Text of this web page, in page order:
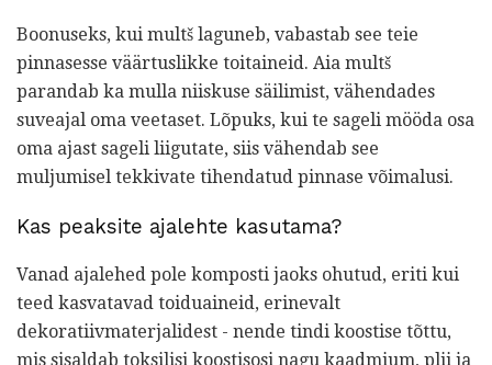
Boonuseks, kui multš laguneb, vabastab see teie
pinnasesse väärtuslikke toitaineid. Aia multš
parandab ka mulla niiskuse säilimist, vähendades
suveajal oma veetaset. Lõpuks, kui te sageli mööda osa
oma ajast sageli liigutate, siis vähendab see
muljumisel tekkivate tihendatud pinnase võimalusi.
Kas peaksite ajalehte kasutama?
Vanad ajalehed pole komposti jaoks ohutud, eriti kui
teed kasvatavad toiduaineid, erinevalt
dekoratiivmaterjalidest - nende tindi koostise tõttu,
mis sisaldab toksilisi koostisosi nagu kaadmium, plii ja